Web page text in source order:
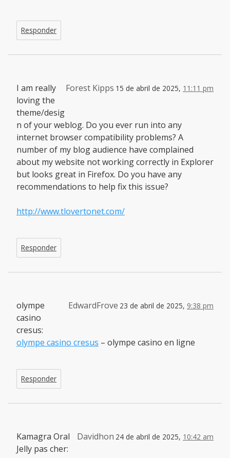
Responder
Forest Kipps 15 de abril de 2025, 11:11 pm
I am really
loving the
theme/desig
n of your weblog. Do you ever run into any
internet browser compatibility problems? A
number of my blog audience have complained
about my website not working correctly in Explorer
but looks great in Firefox. Do you have any
recommendations to help fix this issue?
http://www.tlovertonet.com/
Responder
EdwardFrove 23 de abril de 2025, 9:38 pm
olympe
casino
cresus:
olympe casino cresus – olympe casino en ligne
Responder
Davidhon 24 de abril de 2025, 10:42 am
Kamagra Oral
Jelly pas cher: